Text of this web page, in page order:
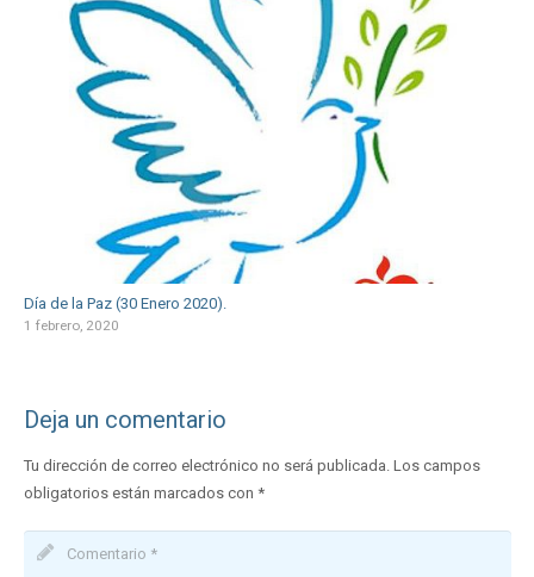
Día de la Paz (30 Enero 2020).
1 febrero, 2020
Deja un comentario
Tu dirección de correo electrónico no será publicada.Los campos
obligatorios están marcados con *